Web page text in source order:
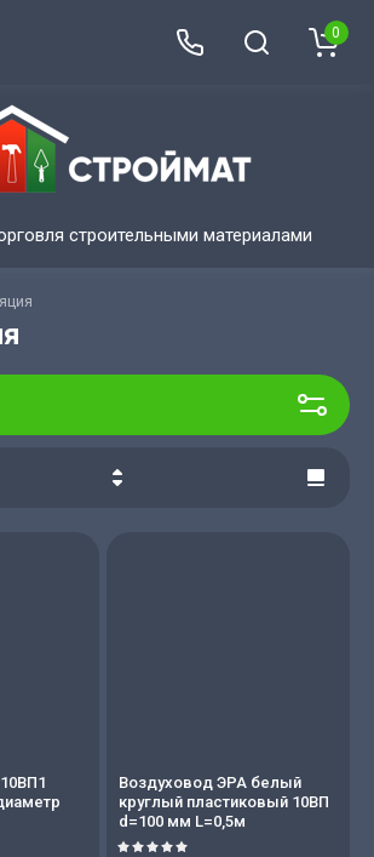
строительными материалами
0
Воздуховод ЭРА белый
круглый пластиковый 10ВП
d=100 мм L=0,5м